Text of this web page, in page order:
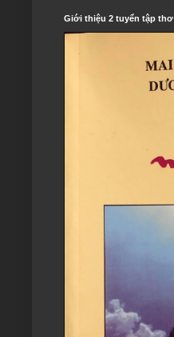
Giới thiệu 2 tuyển tập thơ